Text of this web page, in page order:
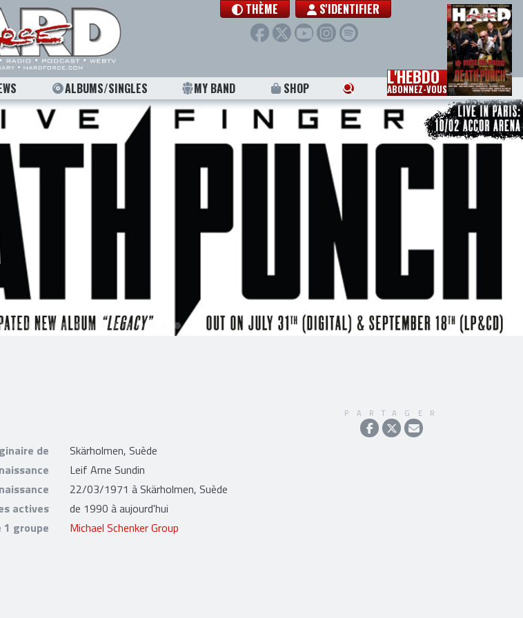
THÈME S'IDENTIFIER
ALBUMS/SINGLES MY BAND SHOP L'HEBDO
ABONNEZ-VOUS
PARTAGER
de
Skärholmen, Suède
Leif Arne Sundin
naissance
22/03/1971 à Skärholmen, Suède
actives
de 1990 à aujourd'hui
1 groupe
Michael Schenker Group